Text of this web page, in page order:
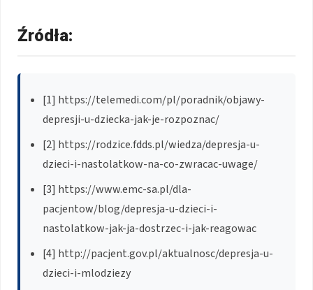
Źródła:
[1] https://telemedi.com/pl/poradnik/objawy-
depresji-u-dziecka-jak-je-rozpoznac/
[2] https://rodzice.fdds.pl/wiedza/depresja-u-
dzieci-i-nastolatkow-na-co-zwracac-uwage/
[3] https://www.emc-sa.pl/dla-
pacjentow/blog/depresja-u-dzieci-i-
nastolatkow-jak-ja-dostrzec-i-jak-reagowac
[4] http://pacjent.gov.pl/aktualnosc/depresja-u-
dzieci-i-mlodziezy